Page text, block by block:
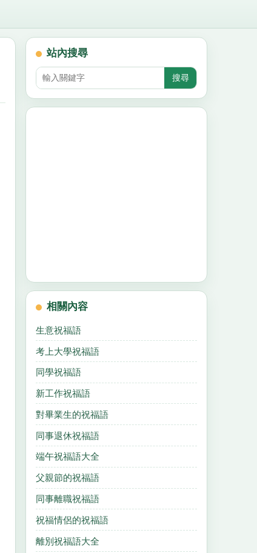
站內搜尋
相關內容
生意祝福語
考上大學祝福語
同學祝福語
新工作祝福語
對畢業生的祝福語
同事退休祝福語
端午祝福語大全
父親節的祝福語
同事離職祝福語
祝福情侶的祝福語
離別祝福語大全